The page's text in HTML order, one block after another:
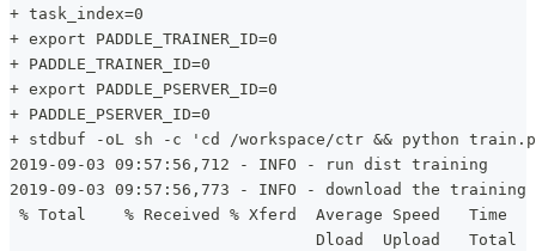
+ task_index=0
+ export PADDLE_TRAINER_ID=0
+ PADDLE_TRAINER_ID=0
+ export PADDLE_PSERVER_ID=0
+ PADDLE_PSERVER_ID=0
+ stdbuf -oL sh -c 'cd /workspace/ctr && python
2019-09-03 09:57:56,712 - INFO - run dist training
2019-09-03 09:57:56,773 - INFO - download the
% Total    % Received % Xferd  Average Speed   Time
Dload  Upload   Total